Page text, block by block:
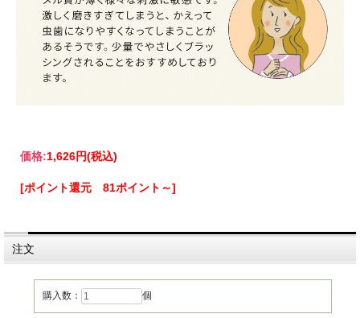
価格:1,626円(税込)
[ポイント還元 81ポイント～]
注文
購入数： 個